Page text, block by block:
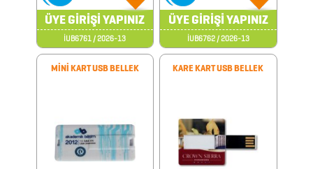
ARABA
AKSESUARLARI
ÜYE GİRİŞİ YAPINIZ
İUB6761 / 2026-13
ÜYE GİRİŞİ YAPINIZ
İUB6762 / 2026-13
MİNİ KART USB BELLEK KARE KART USB BELLEK